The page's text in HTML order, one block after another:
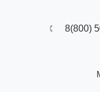
8(800)